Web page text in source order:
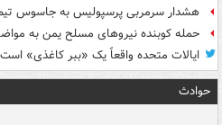
هشدار سرمربی پرسپولیس به جاسوس
حمله کوبنده نیروهای مسلح یمن به
ایالات متحده واقعاً یک «ببر کاغذی»
حوادث